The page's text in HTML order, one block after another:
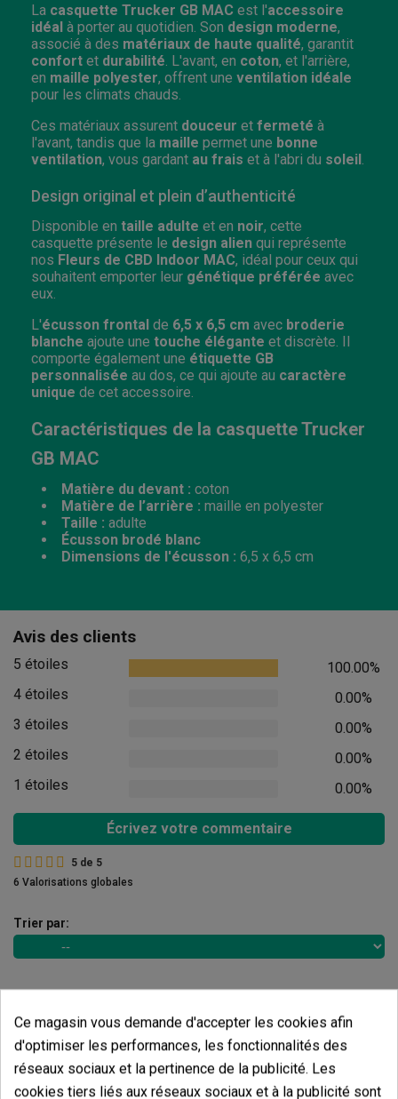
La casquette Trucker GB MAC est l'accessoire
idéal à porter au quotidien. Son design moderne,
associé à des matériaux de haute qualité, garantit
confort et durabilité . L'avant, en coton, et l'arrière,
en maille polyester, offrent une ventilation idéale
pour les climats chauds.
Ces matériaux assurent douceur et fermeté à
l'avant, tandis que la maille permet une bonne
ventilation, vous gardant au frais et à l'abri du soleil
Design original et plein d’authenticité
Disponible en taille adulte et en noir, cette
casquette présente le design alien qui représente
nos Fleurs de CBD Indoor MAC, idéal pour ceux qui
souhaitent emporter leur génétique préférée avec
eux.
L'écusson frontal de 6,5 x 6,5 cm avec broderie
blanche ajoute une touche élégante et discrète. Il
comporte également une étiquette GB
personnalisée au dos, ce qui ajoute au caractère
unique de cet accessoire.
Caractéristiques de la casquette Trucker
GB MAC
Matière du devant : coton
Matière de l’arrière : maille en polyester
Taille : adulte
Écusson brodé blanc
Dimensions de l'écusson : 6,5 x 6,5 cm
Avis des clients
5 étoiles
100.00%
4 étoiles
0.00%
3 étoiles
0.00%
2 étoiles
0.00%
1 étoiles
0.00%
Écrivez votre commentaire
5 de 5
6 Valorisations globales
Trier par:
GB MAC
Il n'y a pas d'avis dans votre langue, vérifiez-les tous en
cliquant sur « avis dans d'autres langues ».
Ce magasin vous demande d'accepter les cookies afin
d'optimiser les performances, les fonctionnalités des
réseaux sociaux et la pertinence de la publicité. Les
cookies tiers liés aux réseaux sociaux et à la publicité sont